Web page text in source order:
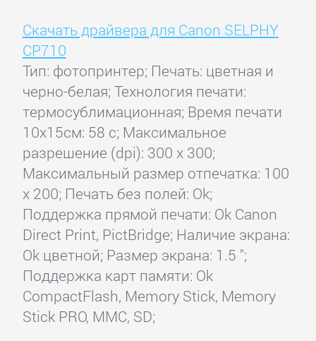
Скачать драйвера для Canon SELPHY
CP710
Тип: фотопринтер; Печать: цветная и
черно-белая; Технология печати:
термосублимационная; Время печати
10x15см: 58 с; Максимальное
разрешение (dpi): 300 x 300;
Максимальный размер отпечатка: 100
x 200; Печать без полей: Ok;
Поддержка прямой печати: Ok Canon
Direct Print, PictBridge; Наличие экрана:
Ok цветной; Размер экрана: 1.5 ";
Поддержка карт памяти: Ok
CompactFlash, Memory Stick, Memory
Stick PRO, MMC, SD;